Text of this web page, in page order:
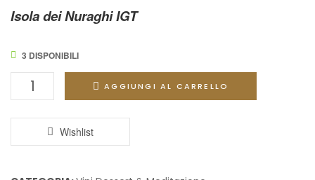
Isola dei Nuraghi IGT
3 DISPONIBILI
Passito
quantità
AGGIUNGI AL CARRELLO
Wishlist